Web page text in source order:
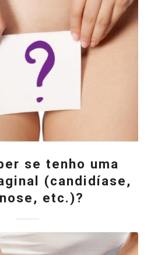
se tenho uma
(candidíase,
etc.)?